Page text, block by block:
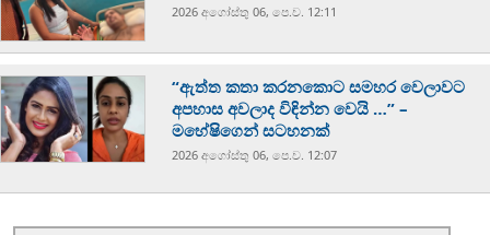
2026 අගෝස්‍තු 06, පෙ.ව. 12:11
“ඇත්ත කතා කරනකොට සමහර වෙලාවට
අපහාස අවලාද විඳින්න වෙයි …” –
මහේෂිගෙන් සටහනක්
2026 අගෝස්‍තු 06, පෙ.ව. 12:07